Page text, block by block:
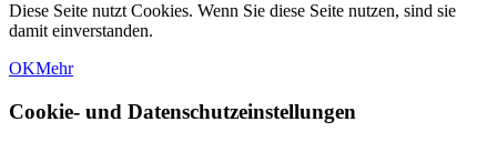
Diese Seite nutzt Cookies. Wenn Sie diese Seite nutzen, sind sie
damit einverstanden.
OKMehr
Cookie- und Datenschutzeinstellungen